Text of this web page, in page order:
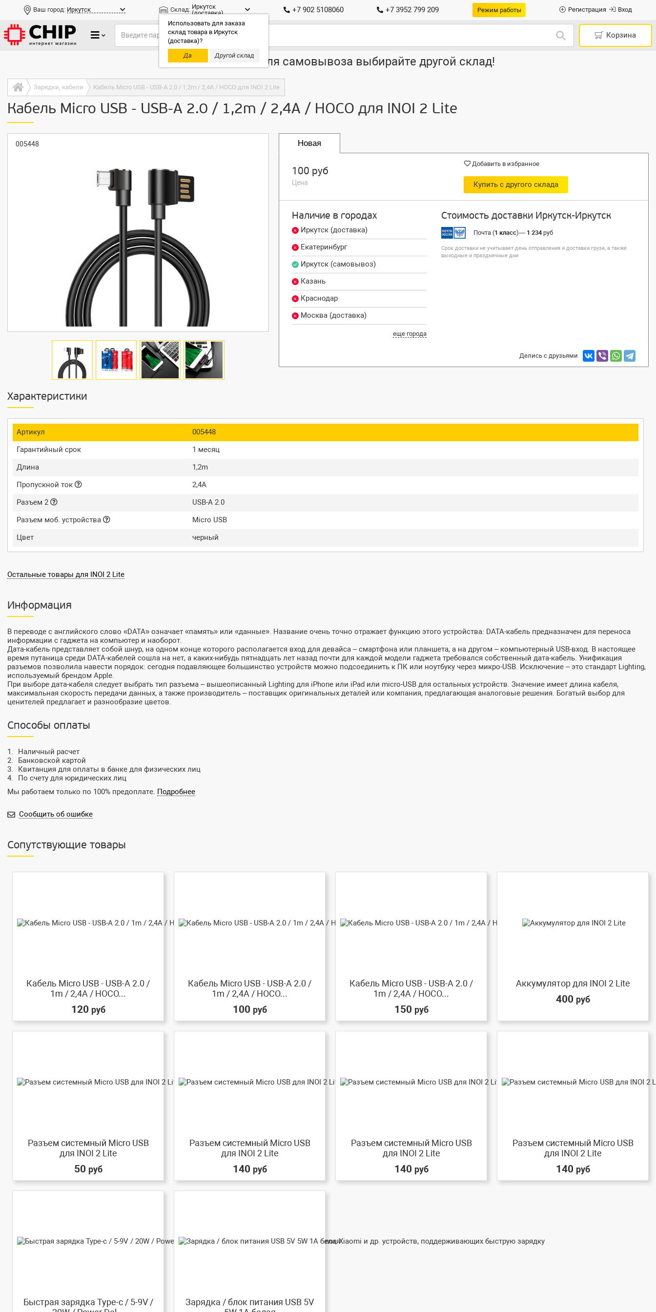
Ваш город: Иркутск Склад: Иркутск
(доставка)
Использовать для заказа
склад товара в Иркутск
(доставка)?
Да
Другой склад
+7 902 5108060 +7 3952 799 209 Режим работы Регистрация Вход
Корзина
Только доставка, для самовывоза выбирайте другой склад!
Зарядки, кабели Кабель Micro USB - USB-A 2.0 / 1,2m / 2,4A / HOCO для INOI 2 Lite
Кабель Micro USB - USB-A 2.0 / 1,2m / 2,4A / HOCO для INOI 2 Lite
005448 Новая
100 руб
Цена
Добавить в избранное
Купить с другого склада
Наличие в городах
Иркутск (доставка)
Екатеринбург
Иркутск (самовывоз)
Казань
Краснодар
Москва (доставка)
еще города
Стоимость доставки Иркутск-Иркутск
Почта (1 класс)— 1 234руб
Срок доставки не учитывает день отправления и доставки груза, а также
выходные и праздничные дни
Делись с друзьями
Характеристики
Артикул
005448
Гарантийный срок
1 месяц
Длина
1,2m
Пропускной ток
2,4A
Разъем 2
USB-A 2.0
Разъем моб. устройства
Micro USB
Цвет
черный
Остальные товары для INOI 2 Lite
Информация
В переводе с английского слово «DATA» означает «память» или «данные». Название очень точно отражает функцию этого устройства: DATA-кабель предназначен для переноса
информации с гаджета на компьютер и наоборот.
Дата-кабель представляет собой шнур, на одном конце которого располагается вход для девайса – смартфона или планшета, а на другом – компьютерный USB-вход. В настоящее
время путаница среди DATA-кабелей сошла на нет, а каких-нибудь пятнадцать лет назад почти для каждой модели гаджета требовался собственный дата-кабель. Унификация
разъемов позволила навести порядок: сегодня подавляющее большинство устройств можно подсоединить к ПК или ноутбуку через микро-USB. Исключение – это стандарт Lighting,
используемый брендом Apple.
При выборе дата-кабеля следует выбрать тип разъема – вышеописанный Lighting для iPhone или iPad или micro-USB для остальных устройств. Значение имеет длина кабеля,
максимальная скорость передачи данных, а также производитель – поставщик оригинальных деталей или компания, предлагающая аналоговые решения. Богатый выбор для
ценителей предлагает и разнообразие цветов.
Способы оплаты
Наличный расчет
Банковской картой
Квитанция для оплаты в банке для физических лиц
По счету для юридических лиц
Мы работаем только по 100% предоплате. Подробнее
Сообщить об ошибке
Сопутствующие товары
Кабель Micro USB - USB-A 2.0 /
1m / 2,4A / HOCO...
120 руб
Кабель Micro USB - USB-A 2.0 /
1m / 2,4A / HOCO...
100 руб
Кабель Micro USB - USB-A 2.0 /
1m / 2,4A / HOCO...
150 руб
Аккумулятор для INOI 2 Lite
400 руб
Разъем системный Micro USB
для INOI 2 Lite
50 руб
Разъем системный Micro USB
для INOI 2 Lite
140 руб
Разъем системный Micro USB
для INOI 2 Lite
140 руб
Разъем системный Micro USB
для INOI 2 Lite
140 руб
Быстрая зарядка Type-c / 5-9V /
Зарядка / блок питания USB 5V